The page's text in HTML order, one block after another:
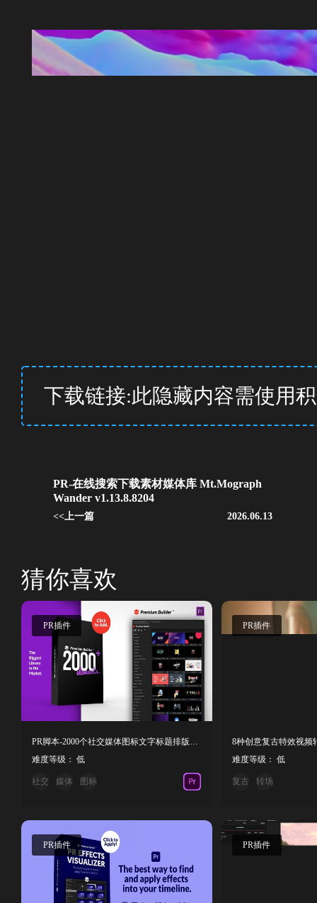
下载链接:此隐藏内容需使用
PR-在线搜索下载素材媒体库 Mt.Mograph
Wander v1.13.8.8204
2026.06.13
<<上一篇
猜你喜欢
PR插件
PR脚本-2000个社交媒体图标文字标题排版设计运动图形转场背景商务动画
难度等级： 低
社交 媒体 图标
PR插件
8种创意复古特效视频
难度等级： 低
复古 转场
PR插件 PR插件